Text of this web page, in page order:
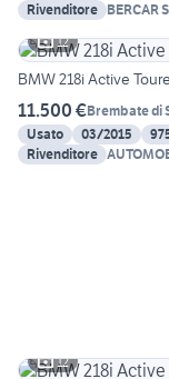
Rivenditore BERCAR
12
BMW 218i Active
11.500 €Brembate di
Usato
03/2015
Rivenditore
12